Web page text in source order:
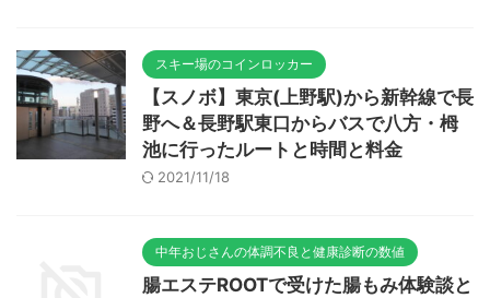
スキー場のコインロッカー
【スノボ】東京(上野駅)から新幹線で長
野へ＆長野駅東口からバスで八方・栂
池に行ったルートと時間と料金
2021/11/18
中年おじさんの体調不良と健康診断の数値
腸エステROOTで受けた腸もみ体験談と